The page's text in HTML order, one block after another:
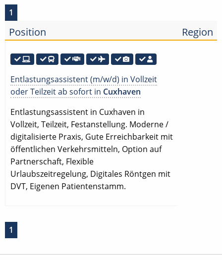
1
Position Region
Entlastungsassistent (m/w/d) in Vollzeit
oder Teilzeit ab sofort in Cuxhaven
Entlastungsassistent in Cuxhaven in
Vollzeit, Teilzeit, Festanstellung. Moderne /
digitalisierte Praxis, Gute Erreichbarkeit mit
öffentlichen Verkehrsmitteln, Option auf
Partnerschaft, Flexible
Urlaubszeitregelung, Digitales Röntgen mit
DVT, Eigenen Patientenstamm.
1